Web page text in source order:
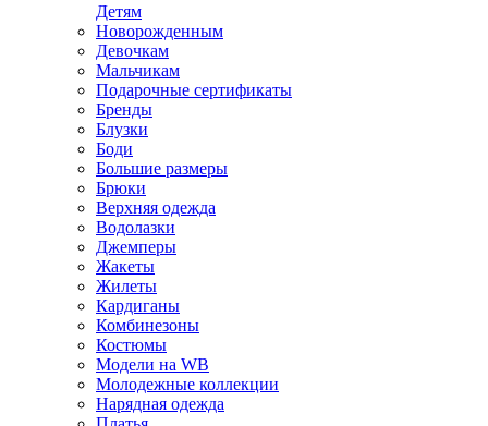
Детям
Новорожденным
Девочкам
Мальчикам
Подарочные сертификаты
Бренды
Блузки
Боди
Большие размеры
Брюки
Верхняя одежда
Водолазки
Джемперы
Жакеты
Жилеты
Кардиганы
Комбинезоны
Костюмы
Модели на WB
Молодежные коллекции
Нарядная одежда